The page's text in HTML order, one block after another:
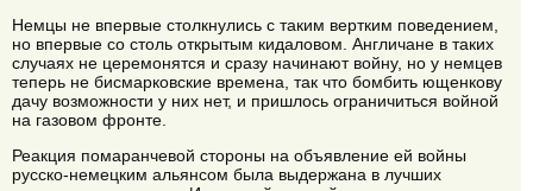
Немцы не впервые столкнулись с таким вертким поведением,
но впервые со столь открытым кидаловом. Англичане в таких
случаях не церемонятся и сразу начинают войну, но у немцев
теперь не бисмарковские времена, так что бомбить ющенкову
дачу возможности у них нет, и пришлось ограничиться войной
на газовом фронте.
Реакция помаранчевой стороны на объявление ей войны
русско-немецким альянсом была выдержана в лучших